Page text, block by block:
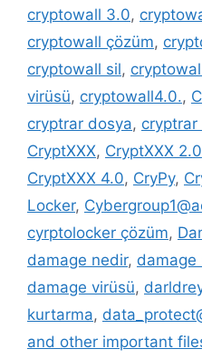
cryptowall 3.0,
cryptowall çözüm,
cryptowall sil,
virüsü, cryptowall4.0.,
cryptrar dosya, cryptrar
CryptXXX, CryptXXX 2.0
CryptXXX 4.0, CryPy,
Locker,
cyrptolocker çözüm,
damage nedir, damage
damage virüsü,
kurtarma,
and other important